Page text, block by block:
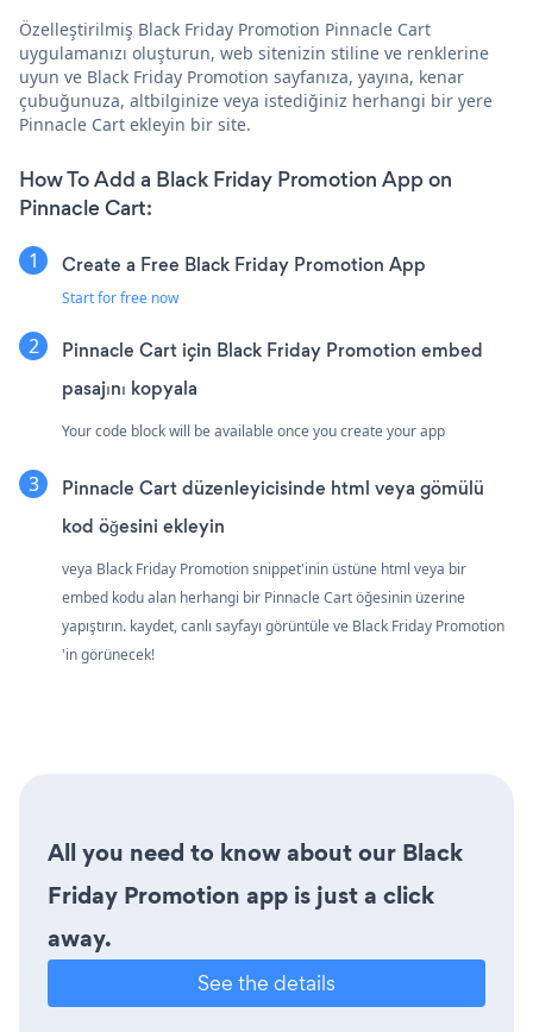
Özelleştirilmiş Black Friday Promotion Pinnacle Cart
uygulamanızı oluşturun, web sitenizin stiline ve renklerine
uyun ve Black Friday Promotion sayfanıza, yayına, kenar
çubuğunuza, altbilginize veya istediğiniz herhangi bir yere
Pinnacle Cart ekleyin bir site.
How To Add a Black Friday Promotion App on
Pinnacle Cart:
Create a Free Black Friday Promotion App
Start for free now
Pinnacle Cart için Black Friday Promotion embed
pasajını kopyala
Your code block will be available once you create your app
Pinnacle Cart düzenleyicisinde html veya gömülü
kod öğesini ekleyin
veya Black Friday Promotion snippet'inin üstüne html veya bir
embed kodu alan herhangi bir Pinnacle Cart öğesinin üzerine
yapıştırın. kaydet, canlı sayfayı görüntüle ve Black Friday Promotion
'in görünecek!
All you need to know about our Black
Friday Promotion app is just a click
away.
See the details